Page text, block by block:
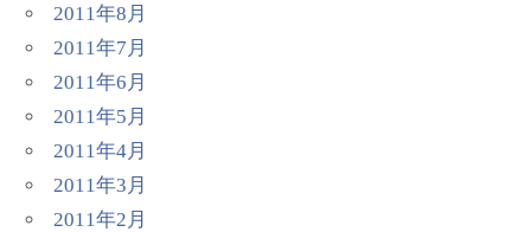
2011年8月
2011年7月
2011年6月
2011年5月
2011年4月
2011年3月
2011年2月